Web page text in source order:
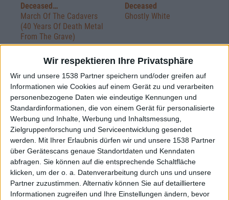
Wir respektieren Ihre Privatsphäre
Wir und unsere 1538 Partner speichern und/oder greifen auf
Informationen wie Cookies auf einem Gerät zu und verarbeiten
personenbezogene Daten wie eindeutige Kennungen und
Standardinformationen, die von einem Gerät für personalisierte
Werbung und Inhalte, Werbung und Inhaltsmessung,
Zielgruppenforschung und Serviceentwicklung gesendet
werden. Mit Ihrer Erlaubnis dürfen wir und unsere 1538 Partner
über Gerätescans genaue Standortdaten und Kenndaten
abfragen. Sie können auf die entsprechende Schaltfläche
klicken, um der o. a. Datenverarbeitung durch uns und unsere
Partner zuzustimmen. Alternativ können Sie auf detailliertere
Informationen zugreifen und Ihre Einstellungen ändern, bevor
Deceased…
March Of The Cadavers
(40 Years Of Death Metal
From The Grave)
Deceased
Ghostly White
5/10
Review
Deceased
Supernatural Addition
6/10
Review
Deceased
1
Supernatural Addiction